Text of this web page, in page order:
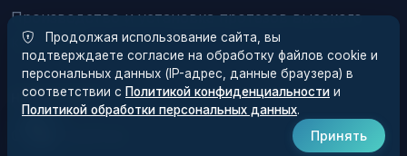
Производство и установка протезов высокого
качества
НАВИГАЦИЯ
Продолжая использование сайта, вы
подтверждаете согласие на обработку файлов cookie и
персональных данных (IP-адрес, данные браузера) в
соответствии с Политикой конфиденциальности и
Политикой обработки персональных данных.
Принять